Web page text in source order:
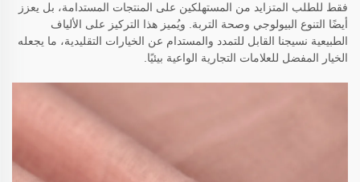
فقط للطلب المتزايد من المستهلكين على المنتجات المستدامة، بل يعزز
أيضًا التنوع البيولوجي وصحة التربة. ويُميز هذا التركيز على الألياف
الطبيعية نسيجنا القابل للتمدد والمستدام عن الخيارات التقليدية، ما يجعله
الخيار المفضل للعلامات التجارية الواعية بيئيًا.